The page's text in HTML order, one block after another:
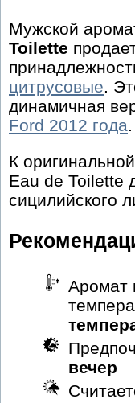
Мужской
Toilette
цитрусовые.
динамичная
Ford 2012 года.
К
Eau de Toilette
сицилийского
Аромат
вечер